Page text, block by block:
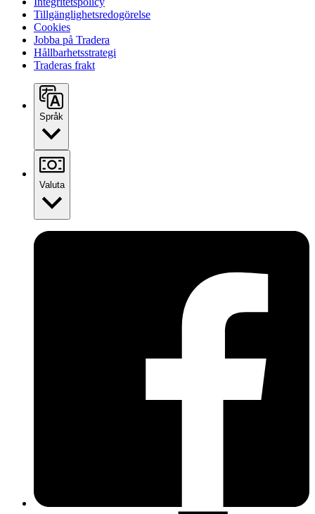
Tillgänglighetsredogörelse
Cookies
Jobba på Tradera
Hållbarhetsstrategi
Traderas frakt
Språk
Valuta